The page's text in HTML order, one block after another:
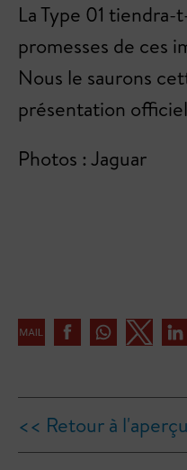
La Type 01
promesses de ces
Nous le saurons
présentation
Photos : Jaguar
<< Retour à l'aperçu